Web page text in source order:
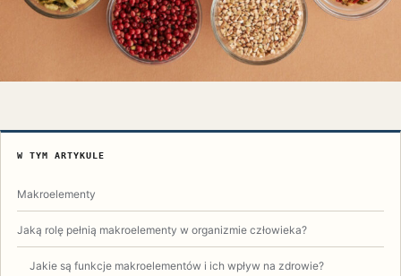
W TYM ARTYKULE
Makroelementy
Jaką rolę pełnią makroelementy w organizmie człowieka?
Jakie są funkcje makroelementów i ich wpływ na zdrowie?